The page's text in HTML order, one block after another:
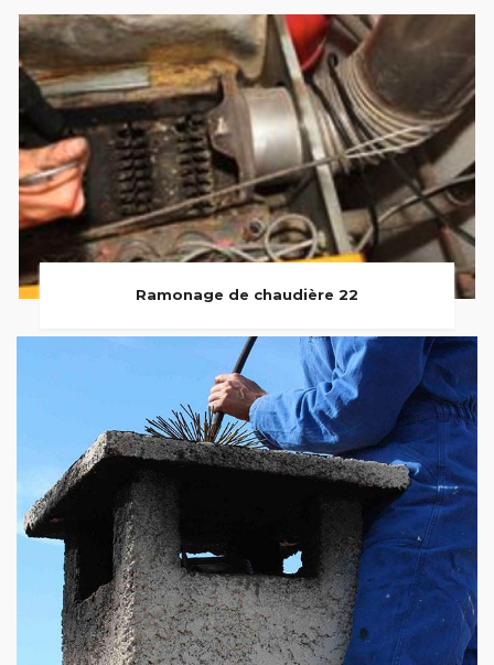
Ramonage de chaudière 22